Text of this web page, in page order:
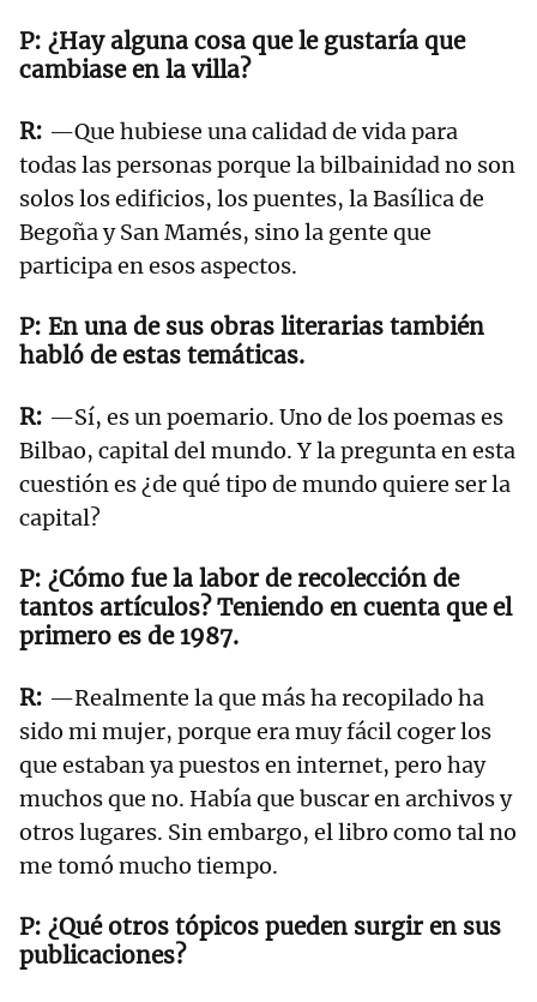
¿Hay alguna cosa que le gustaría que
cambiase en la villa?
—Que hubiese una calidad de vida para
todas las personas porque la bilbainidad no son
solos los edificios, los puentes, la Basílica de
Begoña y San Mamés, sino la gente que
participa en esos aspectos.
En una de sus obras literarias también
habló de estas temáticas.
—Sí, es un poemario. Uno de los poemas es
Bilbao, capital del mundo. Y la pregunta en esta
cuestión es ¿de qué tipo de mundo quiere ser la
capital?
¿Cómo fue la labor de recolección de
tantos artículos? Teniendo en cuenta que el
primero es de 1987.
—Realmente la que más ha recopilado ha
sido mi mujer, porque era muy fácil coger los
que estaban ya puestos en internet, pero hay
muchos que no. Había que buscar en archivos y
otros lugares. Sin embargo, el libro como tal no
me tomó mucho tiempo.
¿Qué otros tópicos pueden surgir en sus
publicaciones?